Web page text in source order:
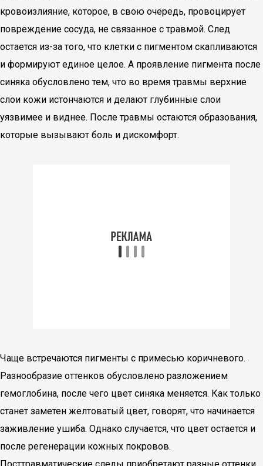
кровоизлияние, которое, в свою очередь, провоцирует
повреждение сосуда, не связанное с травмой. След
остается из-за того, что клетки с пигментом скапливаются
и формируют единое целое. А проявление пигмента после
синяка обусловлено тем, что во время травмы верхние
слои кожи истончаются и делают глубинные слои
уязвимее и виднее. После травмы остаются образования,
которые вызывают боль и дискомфорт.
Чаще встречаются пигменты с примесью коричневого.
Разнообразие оттенков обусловлено разложением
гемоглобина, после чего цвет синяка меняется. Как только
станет заметен желтоватый цвет, говорят, что начинается
заживление ушиба. Однако случается, что цвет остается и
после регенерации кожных покровов.